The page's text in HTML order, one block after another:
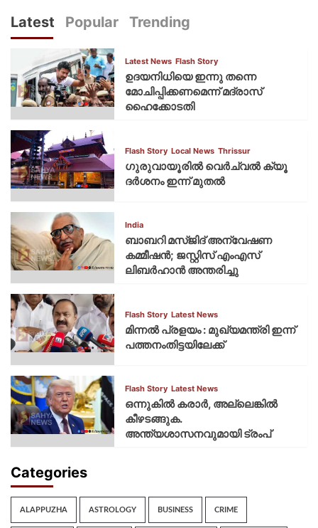
Latest Popular Trending
Latest News Flash Story
ഉദയനിധിയെ ഇന്നു തന്നെ
മോചിപ്പിക്കണമെന്ന് മദ്രാസ്
ഹൈക്കോടതി
Flash Story Local News Thrissur
ഗുരുവായൂരില്‍ വെര്‍ച്വല്‍ ക്യൂ
ദര്‍ശനം ഇന്ന് മുതല്‍
India
ബാബറി മസ്ജിദ് അന്വേഷണ
കമ്മീഷന്‍; ജസ്റ്റിസ് എംഎസ്
ലിബര്‍ഹാന്‍ അന്തരിച്ചു
Flash Story Latest News
മിന്നല്‍ പ്രളയം : മുഖ്യമന്ത്രി ഇന്ന്
പത്തനംതിട്ടയിലേക്ക്
Flash Story Latest News
ഒന്നുകില്‍ കരാര്‍, അല്ലെങ്കില്‍
കീഴടങ്ങുക.
അന്ത്യശാസനവുമായി ട്രംപ്
Categories
ALAPPUZHA ASTROLOGY BUSINESS CRIME